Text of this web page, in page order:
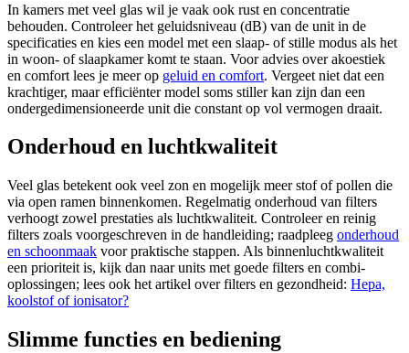
In kamers met veel glas wil je vaak ook rust en concentratie
behouden. Controleer het geluidsniveau (dB) van de unit in de
specificaties en kies een model met een slaap- of stille modus als het
in woon- of slaapkamer komt te staan. Voor advies over akoestiek
en comfort lees je meer op geluid en comfort. Vergeet niet dat een
krachtiger, maar efficiënter model soms stiller kan zijn dan een
ondergedimensioneerde unit die constant op vol vermogen draait.
Onderhoud en luchtkwaliteit
Veel glas betekent ook veel zon en mogelijk meer stof of pollen die
via open ramen binnenkomen. Regelmatig onderhoud van filters
verhoogt zowel prestaties als luchtkwaliteit. Controleer en reinig
filters zoals voorgeschreven in de handleiding; raadpleeg onderhoud
en schoonmaak voor praktische stappen. Als binnenluchtkwaliteit
een prioriteit is, kijk dan naar units met goede filters en combi-
oplossingen; lees ook het artikel over filters en gezondheid: Hepa,
koolstof of ionisator?
Slimme functies en bediening